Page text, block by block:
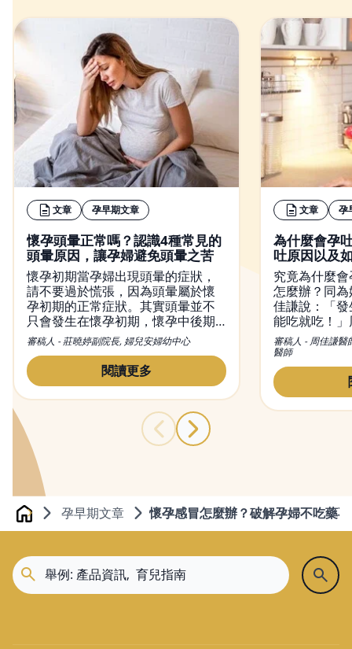
文章 孕早期文章
懷孕頭暈正常嗎？認識4種常見的
頭暈原因，讓孕婦避免頭暈之苦
懷孕初期當孕婦出現頭暈的症狀，
請不要過於慌張，因為頭暈屬於懷
孕初期的正常症狀。其實頭暈並不
只會發生在懷孕初期，懷孕中後期
也有可能出現頭暈現象。然而，造
成懷孕頭暈的原因有很多種，從懷
孕初期到晚期都有可能出現頭暈的
症狀，而改善頭暈的方法也不盡相
同，本文不僅會介紹頭暈的原因，
同時也會提供緩解懷孕頭暈的方
審稿人 - 莊曉婷副院長, 婦兒安婦幼中心
閱讀更多
文章 孕
為什麼會孕
吐原因以及
究竟為什麼
怎麼辦？同
佳謙說：「
能吃就吃！
初期孕吐經
和容易引起
量多餐的進
胃酸，舒緩
審稿人 - 周佳謙醫
醫師
Home 孕早期文章 懷孕感冒怎麼辦？破解孕婦不吃藥